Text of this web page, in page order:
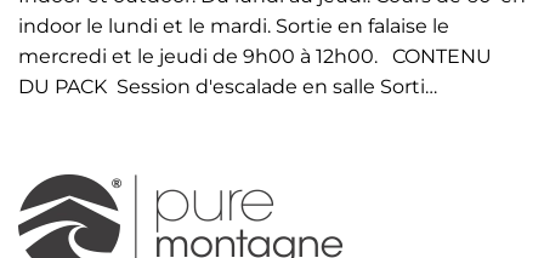
indoor le lundi et le mardi. Sortie en falaise le
mercredi et le jeudi de 9h00 à 12h00. CONTENU
DU PACK Session d'escalade en salle Sorti…